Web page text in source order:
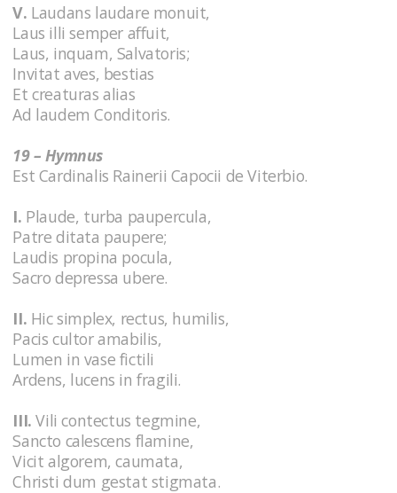
V. Laudans laudare monuit,
Laus illi semper affuit,
Laus, inquam, Salvatoris;
Invitat aves, bestias
Et creaturas alias
Ad laudem Conditoris.
19 – Hymnus
Est Cardinalis Rainerii Capocii de Viterbio.
I. Plaude, turba paupercula,
Patre ditata paupere;
Laudis propina pocula,
Sacro depressa ubere.
II. Hic simplex, rectus, humilis,
Pacis cultor amabilis,
Lumen in vase fictili
Ardens, lucens in fragili.
III. Vili contectus tegmine,
Sancto calescens flamine,
Vicit algorem, caumata,
Christi dum gestat stigmata.